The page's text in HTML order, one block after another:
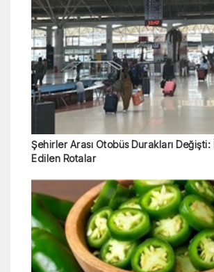
Şehirler Arası Otobüs Durakları Değişti:
Edilen Rotalar